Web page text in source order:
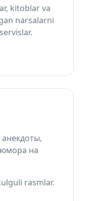
kitoblar va
narsalarni
на
rasmlar.